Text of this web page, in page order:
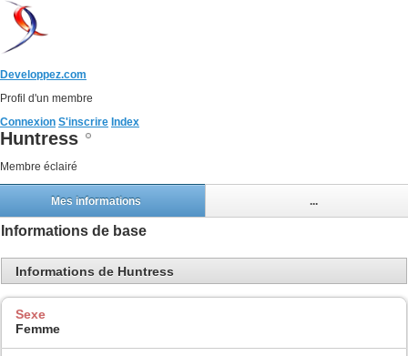
Developpez.com
Profil d'un membre
Connexion S'inscrire Index
Huntress
Membre éclairé
Mes informations ...
Informations de base
Informations de Huntress
Sexe
Femme